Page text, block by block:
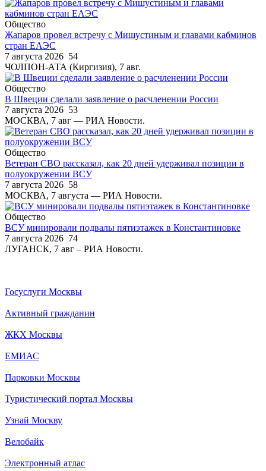
Общество
Жапаров провел встречу с Мишустиным и главами кабминов
стран ЕАЭС
7 августа 2026 54
ЧОЛПОН-АТА (Киргизия), 7 авг.
Общество
В Швеции сделали заявление о расчленении России
7 августа 2026 53
МОСКВА, 7 авг — РИА Новости.
Общество
Ветеран СВО рассказал, как 20 дней удерживал позиции в
полуокружении ВСУ
7 августа 2026 58
МОСКВА, 7 августа — РИА Новости.
Общество
ВСУ минировали подвалы пятиэтажек в Константиновке
7 августа 2026 74
ЛУГАНСК, 7 авг – РИА Новости.
Госуслуги Москвы
Активный гражданин
ЖКХ Москвы
ЕМИАС
Парковки Москвы
Туристический портал Москвы
Узнай Москву
Велобайк
Электронный атлас